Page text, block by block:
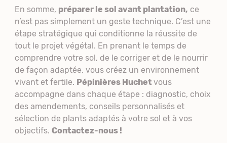
En somme, préparer le sol avant plantation, ce
n’est pas simplement un geste technique. C’est une
étape stratégique qui conditionne la réussite de
tout le projet végétal. En prenant le temps de
comprendre votre sol, de le corriger et de le nourrir
de façon adaptée, vous créez un environnement
vivant et fertile. Pépinières Huchet vous
accompagne dans chaque étape : diagnostic, choix
des amendements, conseils personnalisés et
sélection de plants adaptés à votre sol et à vos
objectifs. Contactez-nous !